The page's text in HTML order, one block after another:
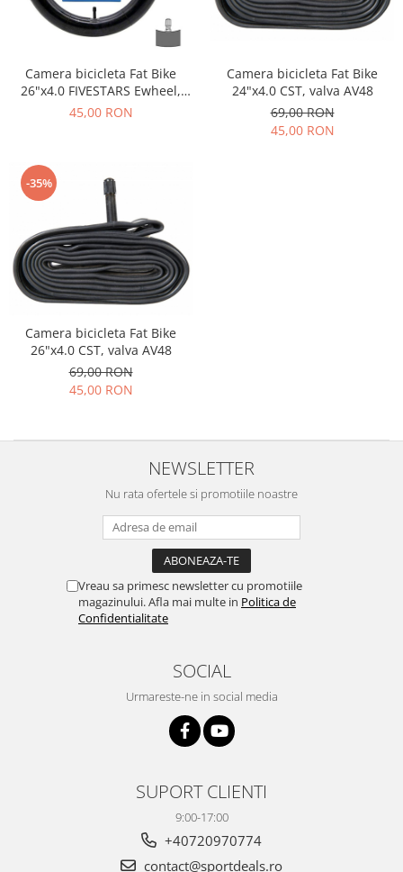
Camera bicicleta Fat Bike
26"x4.0 FIVESTARS Ewheel,
valva AV48
45,00 RON
Camera bicicleta Fat Bike
24"x4.0 CST, valva AV48
69,00 RON
45,00 RON
-35%
Camera bicicleta Fat Bike
26"x4.0 CST, valva AV48
69,00 RON
45,00 RON
NEWSLETTER
Nu rata ofertele si promotiile noastre
Vreau sa primesc newsletter cu promotiile
magazinului. Afla mai multe in Politica de
Confidentialitate
SOCIAL
Urmareste-ne in social media
SUPORT CLIENTI
9:00-17:00
+40720970774
contact@sportdeals.ro